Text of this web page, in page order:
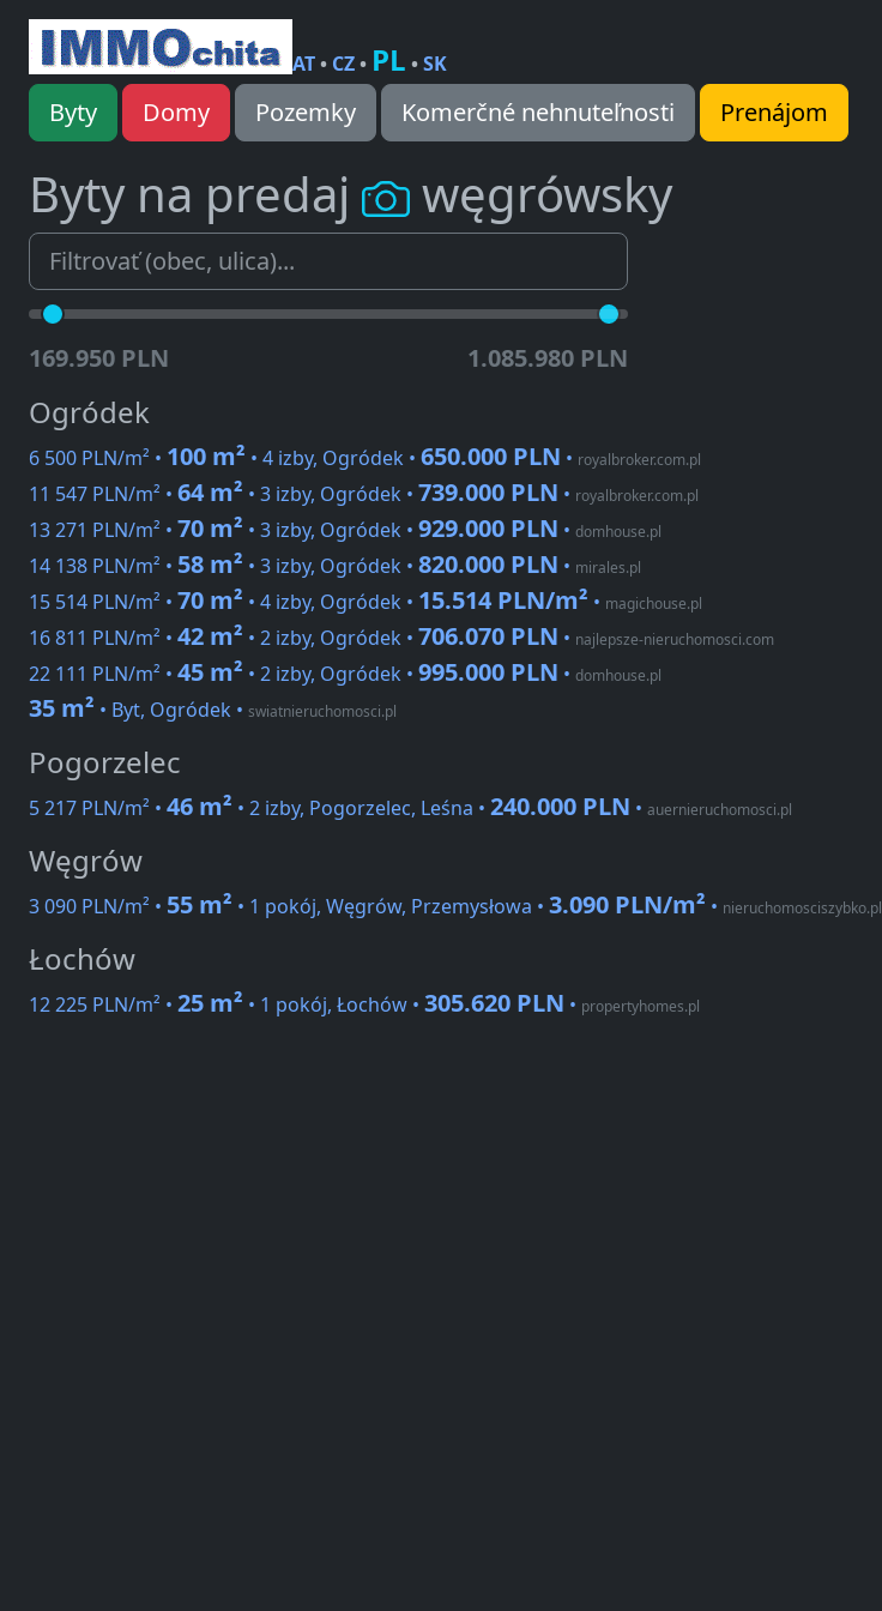
AT• CZ• PL •SK
Byty Domy Pozemky Komerčné nehnuteľnosti Prenájom
Byty na predaj węgrówsky
169.950 PLN 1.085.980 PLN
Ogródek
6 500 PLN/m² • 100 m² • 4 izby, Ogródek • 650.000 PLN • royalbroker.com.pl
11 547 PLN/m² • 64 m² • 3 izby, Ogródek • 739.000 PLN • royalbroker.com.pl
13 271 PLN/m² • 70 m² • 3 izby, Ogródek • 929.000 PLN • domhouse.pl
14 138 PLN/m² • 58 m² • 3 izby, Ogródek • 820.000 PLN • mirales.pl
15 514 PLN/m² • 70 m² • 4 izby, Ogródek • 15.514 PLN/m² • magichouse.pl
16 811 PLN/m² • 42 m² • 2 izby, Ogródek • 706.070 PLN • najlepsze-nieruchomosci.com
22 111 PLN/m² • 45 m² • 2 izby, Ogródek • 995.000 PLN • domhouse.pl
35 m² • Byt, Ogródek • swiatnieruchomosci.pl
Pogorzelec
5 217 PLN/m² • 46 m² • 2 izby, Pogorzelec, Leśna • 240.000 PLN • auernieruchomosci.pl
Węgrów
3 090 PLN/m² • 55 m² • 1 pokój, Węgrów, Przemysłowa • 3.090 PLN/m² • nieruchomosciszybko.pl
Łochów
12 225 PLN/m² • 25 m² • 1 pokój, Łochów • 305.620 PLN • propertyhomes.pl